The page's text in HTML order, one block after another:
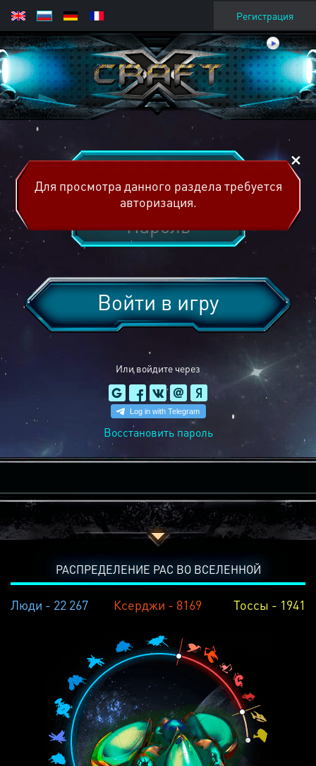
Регистрация
Или войдите через
Войти в игру
Восстановить пароль
Для просмотра данного раздела требуется
авторизация.
РАСПРЕДЕЛЕНИЕ РАС ВО ВСЕЛЕННОЙ
Люди - 22 267 Ксерджи - 8169 Тоссы - 1941